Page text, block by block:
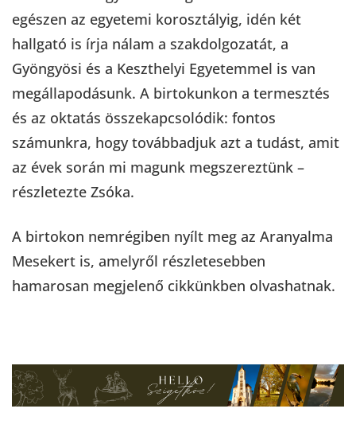
egészen az egyetemi korosztályig, idén két
hallgató is írja nálam a szakdolgozatát, a
Gyöngyösi és a Keszthelyi Egyetemmel is van
megállapodásunk. A birtokunkon a termesztés
és az oktatás összekapcsolódik: fontos
számunkra, hogy továbbadjuk azt a tudást, amit
az évek során mi magunk megszereztünk –
részletezte Zsóka.
A birtokon nemrégiben nyílt meg az Aranyalma
Mesekert is, amelyről részletesebben
hamarosan megjelenő cikkünkben olvashatnak.